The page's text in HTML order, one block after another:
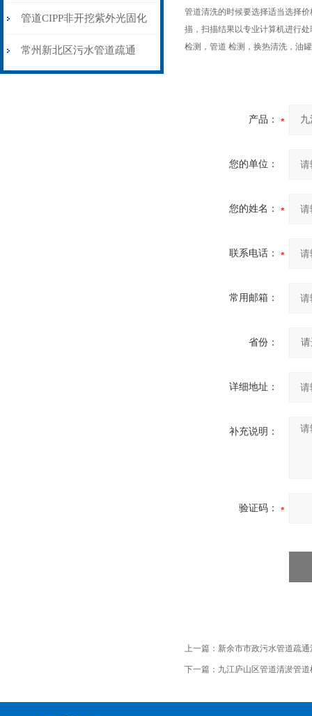
法CIPP技术施工
管道CIPP非开挖紫外光固化
原位修复法
常州新北区污水管道疏通
管道清洗的时候要选择适当选择
描，扫描结果以专业计算机进行
检测，管道 检测 ，换热清洗，油
产品：
您的单位：
您的姓名：
联系电话：
常用邮箱：
省份：
详细地址：
补充说明：
验证码：
上一篇： 新余市市政污水管道疏
下一篇： 九江庐山区管道清淤管